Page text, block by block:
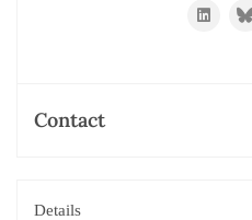
Contact
Details